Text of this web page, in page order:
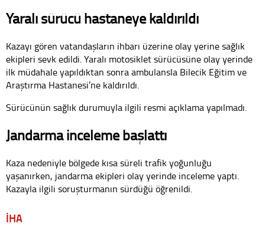
Yaralı sürücü hastaneye kaldırıldı
Kazayı gören vatandaşların ihbarı üzerine olay yerine sağlık
ekipleri sevk edildi. Yaralı motosiklet sürücüsüne olay yerinde
ilk müdahale yapıldıktan sonra ambulansla Bilecik Eğitim ve
Araştırma Hastanesi’ne kaldırıldı.
Sürücünün sağlık durumuyla ilgili resmi açıklama yapılmadı.
Jandarma inceleme başlattı
Kaza nedeniyle bölgede kısa süreli trafik yoğunluğu
yaşanırken, jandarma ekipleri olay yerinde inceleme yaptı.
Kazayla ilgili soruşturmanın sürdüğü öğrenildi.
İHA